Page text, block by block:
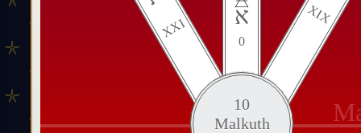
XIX
XXI א
0
10
Malkuth